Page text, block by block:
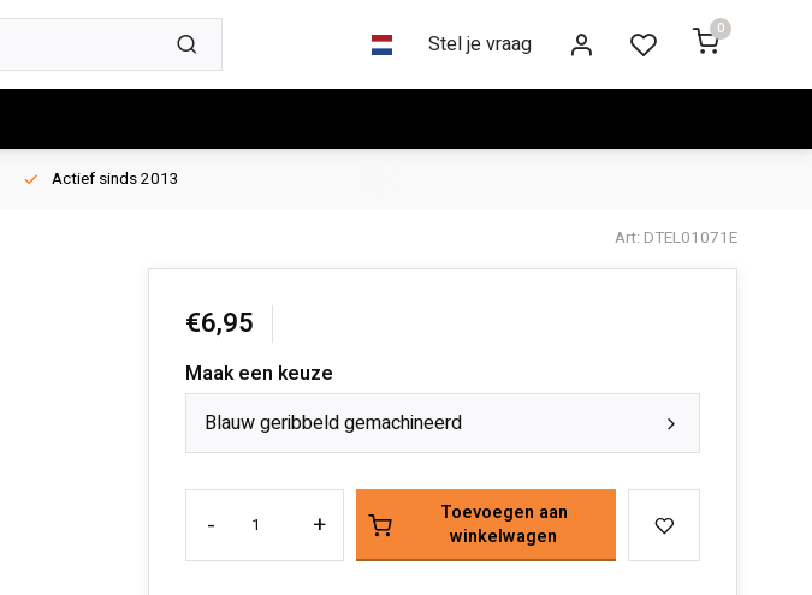
Stel je vraag
0
Actief sinds 2013
Art: DTEL01071E
€6,95
Maak een keuze
Blauw geribbeld gemachineerd
- +
Toevoegen aan
winkelwagen